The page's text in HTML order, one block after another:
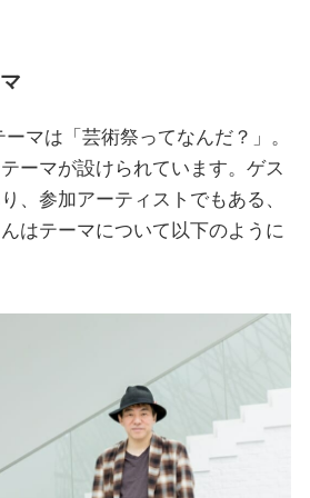
マは「芸術祭ってなんだ？」。
ーマが設けられています。ゲス
、参加アーティストでもある、
はテーマについて以下のように